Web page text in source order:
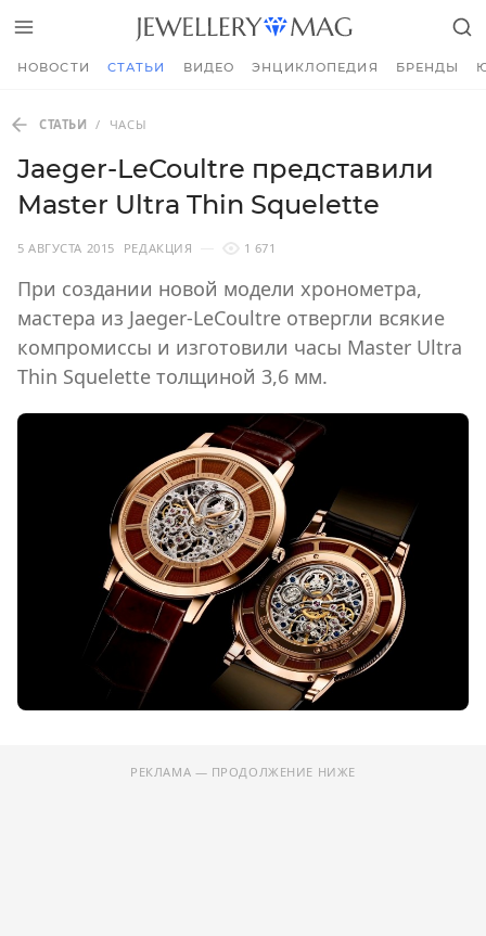
НОВОСТИ СТАТЬИ ВИДЕО ЭНЦИКЛОПЕДИЯ БРЕНДЫ
СТАТЬИ / ЧАСЫ
Jaeger-LeCoultre представили
Master Ultra Thin Squelette
5 АВГУСТА 2015 РЕДАКЦИЯ 1 671
При создании новой модели хронометра,
мастера из Jaeger-LeCoultre отвергли всякие
компромиссы и изготовили часы Master Ultra
Thin Squelette толщиной 3,6 мм.
РЕКЛАМА — ПРОДОЛЖЕНИЕ НИЖЕ